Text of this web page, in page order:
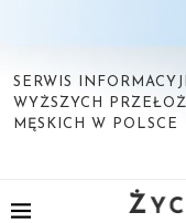
SERWIS
WYŻSZYCH
MĘSKICH W POLSCE